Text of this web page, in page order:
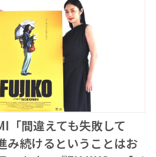
「間違えても失敗して
み続けるということはお